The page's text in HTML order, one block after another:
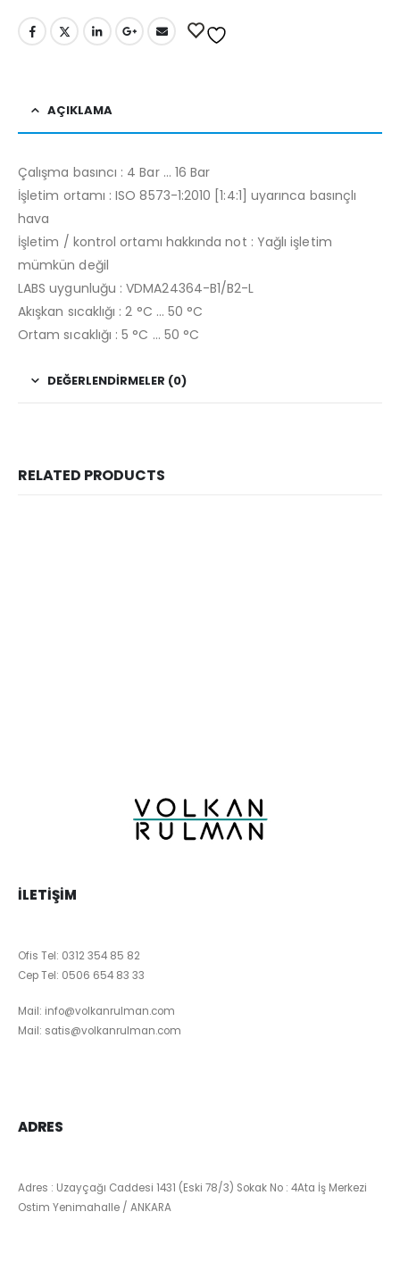
AÇIKLAMA
Çalışma basıncı : 4 Bar … 16 Bar
İşletim ortamı : ISO 8573-1:2010 [1:4:1] uyarınca basınçlı
hava
İşletim / kontrol ortamı hakkında not : Yağlı işletim
mümkün değil
LABS uygunluğu : VDMA24364-B1/B2-L
Akışkan sıcaklığı : 2 °C … 50 °C
Ortam sıcaklığı : 5 °C … 50 °C
DEĞERLENDIRMELER (0)
RELATED PRODUCTS
İLETIŞIM
Ofis Tel: 0312 354 85 82
Cep Tel: 0506 654 83 33
Mail: info@volkanrulman.com
Mail: satis@volkanrulman.com
ADRES
Adres : Uzayçağı Caddesi 1431 (Eski 78/3) Sokak No : 4Ata İş Merkezi
Ostim Yenimahalle / ANKARA